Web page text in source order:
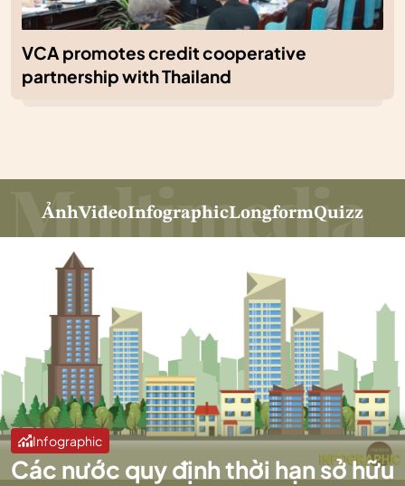
VCA promotes credit cooperative
partnership with Thailand
ẢnhVideoInfographicLongformQuizz
Infographic
Các nước quy định thời hạn sở hữu